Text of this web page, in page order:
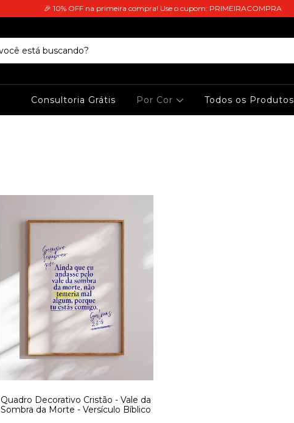
🎉 10% OFF na primeira compra! Use o cupom: PRIMEIRACOMPRA
Consultoria Grátis Por Cor Todos os Produtos
Quadro Decorativo Cristão - Vale da
Sombra da Morte - Versículo Bíblico